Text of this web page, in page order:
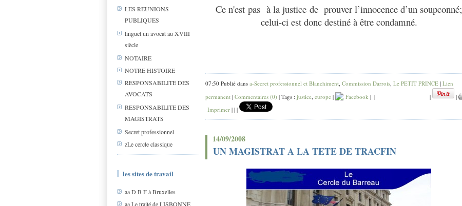
LES REUNIONS
PUBLIQUES
linguet un avocat au XVIII
siècle
NOTAIRE
NOTRE HISTOIRE
RESPONSABILITE DES
AVOCATS
RESPONSABILITE DES
MAGISTRATS
Secret professionnel
zLe cercle classique
les sites de travail
aa D B F à Bruxelles
aa Le traité de LISBONNE
Ce n'est pas à la justice de prouver l’innocence d’un soupconné;
celui-ci est donc destiné à être condamné.
07:50 Publié dans a-Secret professionnel et Blanchiment Commission Darrois Le PETIT PRINCE | Lien
permanent | Commentaires (0) | Tags : justice europe | Facebook | | |
|
Imprimer | | |
14/09/2008
UN MAGISTRAT A LA TETE DE TRACFIN